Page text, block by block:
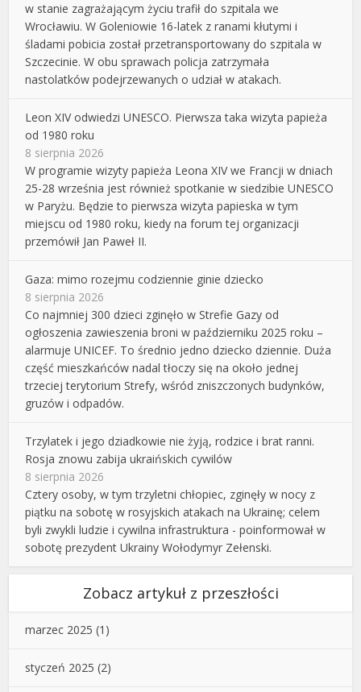
w stanie zagrażającym życiu trafił do szpitala we
Wrocławiu. W Goleniowie 16-latek z ranami kłutymi i
śladami pobicia został przetransportowany do szpitala w
Szczecinie. W obu sprawach policja zatrzymała
nastolatków podejrzewanych o udział w atakach.
Leon XIV odwiedzi UNESCO. Pierwsza taka wizyta papieża
od 1980 roku
8 sierpnia 2026
W programie wizyty papieża Leona XIV we Francji w dniach
25-28 września jest również spotkanie w siedzibie UNESCO
w Paryżu. Będzie to pierwsza wizyta papieska w tym
miejscu od 1980 roku, kiedy na forum tej organizacji
przemówił Jan Paweł II.
Gaza: mimo rozejmu codziennie ginie dziecko
8 sierpnia 2026
Co najmniej 300 dzieci zginęło w Strefie Gazy od
ogłoszenia zawieszenia broni w październiku 2025 roku –
alarmuje UNICEF. To średnio jedno dziecko dziennie. Duża
część mieszkańców nadal tłoczy się na około jednej
trzeciej terytorium Strefy, wśród zniszczonych budynków,
gruzów i odpadów.
Trzylatek i jego dziadkowie nie żyją, rodzice i brat ranni.
Rosja znowu zabija ukraińskich cywilów
8 sierpnia 2026
Cztery osoby, w tym trzyletni chłopiec, zginęły w nocy z
piątku na sobotę w rosyjskich atakach na Ukrainę; celem
byli zwykli ludzie i cywilna infrastruktura - poinformował w
sobotę prezydent Ukrainy Wołodymyr Zełenski.
Zobacz artykuł z przeszłości
marzec 2025 (1)
styczeń 2025 (2)